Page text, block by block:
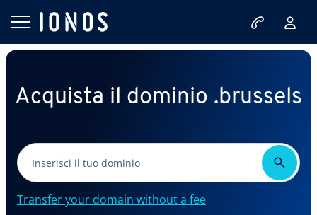
Acquista il dominio .brussels
Transfer your domain without a fee